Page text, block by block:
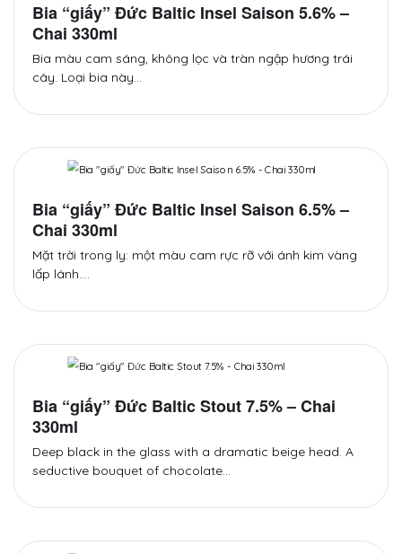
Bia “giấy” Đức Baltic Insel Saison 5.6% –
Chai 330ml
Bia màu cam sáng, không lọc và tràn ngập hương trái
cây. Loại bia này…
Bia “giấy” Đức Baltic Insel Saison 6.5% –
Chai 330ml
Mặt trời trong ly: một màu cam rực rỡ với ánh kim vàng
lấp lánh.…
Bia “giấy” Đức Baltic Stout 7.5% – Chai
330ml
Deep black in the glass with a dramatic beige head. A
seductive bouquet of chocolate…